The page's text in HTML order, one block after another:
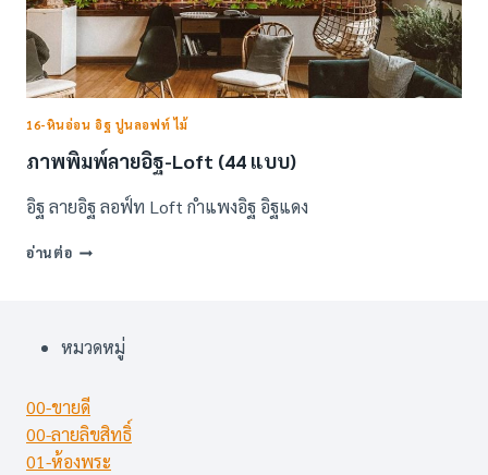
16-หินอ่อน อิฐ ปูนลอฟท์ ไม้
ภาพพิมพ์ลายอิฐ-Loft (44 แบบ)
อิฐ ลายอิฐ ลอฟ์ท Loft กำแพงอิฐ อิฐแดง
อ่านต่อภาพ
(44
หมวดหมู่
00-ขายดี
00-ลายลิขสิทธิ์
01-ห้องพระ